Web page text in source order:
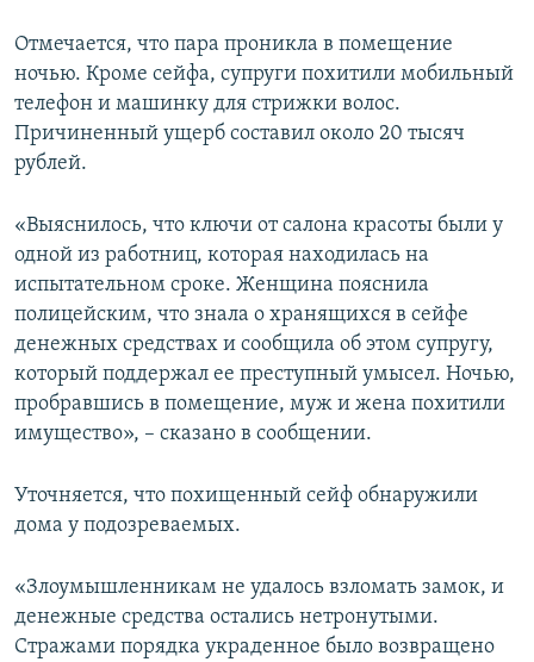
ПРОПАВШИЕ БЕЗ ВЕСТИ
ПОБЕДИТЕЛЕЙ НЕ СУДЯТ?
КРЫМ.НЕПОКОРЕННЫЙ
УКРАИНСКАЯ ПРОБЛЕМА КРЫМА
Qırımtatar
ПРИСОЕДИНЯЙТЕСЬ!
Все сайты RFE/RL
Отмечается, что пара проникла в помещение
ночью. Кроме сейфа, супруги похитили мобильный
телефон и машинку для стрижки волос.
Причиненный ущерб составил около 20 тысяч
рублей.
«Выяснилось, что ключи от салона красоты были у
одной из работниц, которая находилась на
испытательном сроке. Женщина пояснила
полицейским, что знала о хранящихся в сейфе
денежных средствах и сообщила об этом супругу,
который поддержал ее преступный умысел. Ночью,
пробравшись в помещение, муж и жена похитили
имущество», – сказано в сообщении.
Уточняется, что похищенный сейф обнаружили
дома у подозреваемых.
«Злоумышленникам не удалось взломать замок, и
денежные средства остались нетронутыми.
Стражами порядка украденное было возвращено